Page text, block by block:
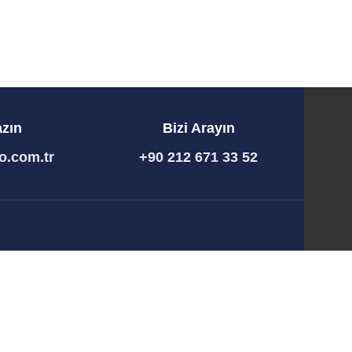
Bizi Arayın
+90 212 671 33 52